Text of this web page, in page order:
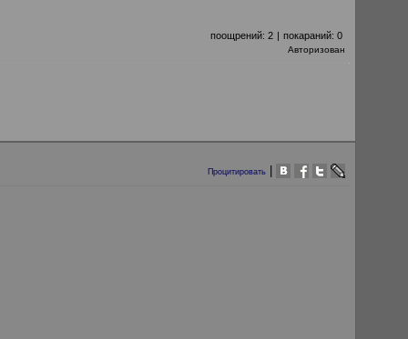
поощрений: 2 | покараний: 0
Авторизован
Процитировать